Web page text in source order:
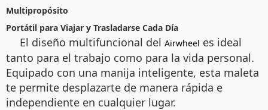
Multipropósito
Portátil para Viajar y Trasladarse Cada Día
El diseño multifuncional del Airwheel es ideal
tanto para el trabajo como para la vida personal.
Equipado con una manija inteligente, esta maleta
te permite desplazarte de manera rápida e
independiente en cualquier lugar.